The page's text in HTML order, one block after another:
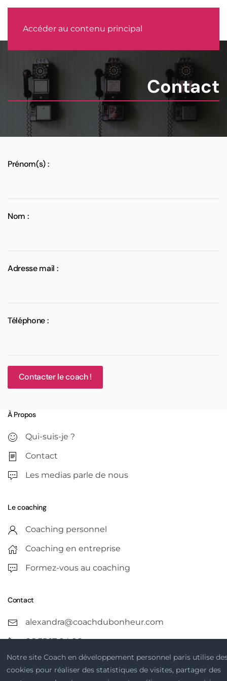
Accéder au contenu principal
Contact
Prénom(s) :
Nom :
Adresse mail :
Téléphone :
Contacter le coach !
Notre site Coach en développement personnel paris utilise
cookies pour réaliser des statistiques de visites, partager des
À Propos
Qui-suis-je ?
Contact
Les medias parle de nous
Le coaching
Coaching personnel
Coaching en entreprise
Formez-vous au coaching
Contact
alexandra@coachdubonheur.com
06 35 17 04 96
Infos légales